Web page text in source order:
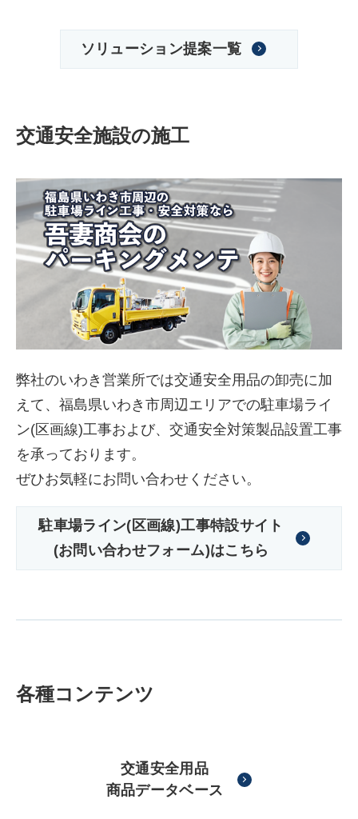
ソリューション提案一覧
交通安全施設の施工
弊社のいわき営業所では交通安全用品の卸売に加
えて、福島県いわき市周辺エリアでの駐車場ライ
ン(区画線)工事および、交通安全対策製品設置工事
を承っております。
ぜひお気軽にお問い合わせください。
駐車場ライン(区画線)工事特設サイト
(お問い合わせフォーム)はこちら
各種コンテンツ
交通安全用品
商品データベース